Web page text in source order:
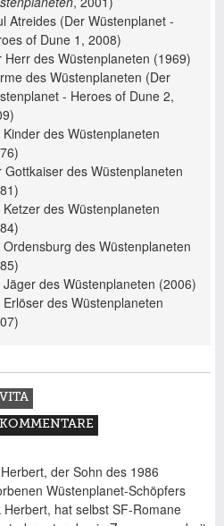
Atreides (Der Wüstenplanet -
of Dune 1, 2008)
Herr des Wüstenplaneten (1969)
des Wüstenplaneten (Der
- Heroes of Dune 2,
Kinder des Wüstenplaneten
Gottkaiser des Wüstenplaneten
Ketzer des Wüstenplaneten
Ordensburg des Wüstenplaneten
Jäger des Wüstenplaneten (2006)
Erlöser des Wüstenplaneten
VITA
KOMMENTARE
der Sohn des 1986
Wüstenplanet-Schöpfers
Herbert, hat selbst SF-Romane